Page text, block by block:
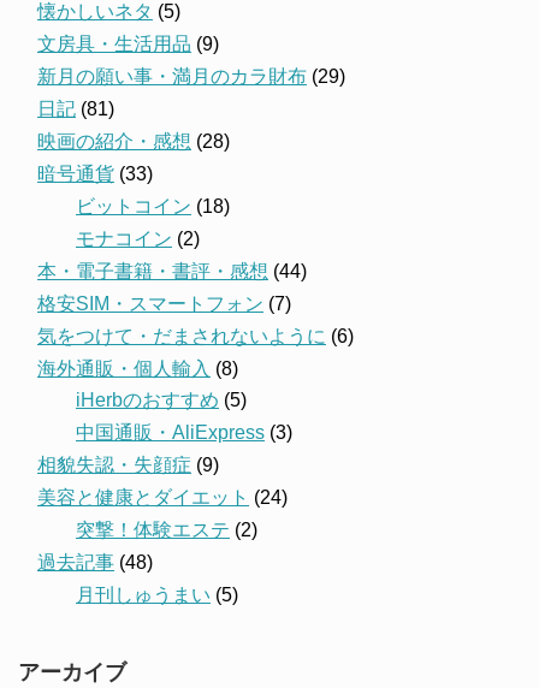
懐かしいネタ (5)
文房具・生活用品 (9)
新月の願い事・満月のカラ財布 (29)
日記 (81)
映画の紹介・感想 (28)
暗号通貨 (33)
ビットコイン (18)
モナコイン (2)
本・電子書籍・書評・感想 (44)
格安SIM・スマートフォン (7)
気をつけて・だまされないように (6)
海外通販・個人輸入 (8)
iHerbのおすすめ (5)
中国通販・AliExpress (3)
相貌失認・失顔症 (9)
美容と健康とダイエット (24)
突撃！体験エステ (2)
過去記事 (48)
月刊しゅうまい (5)
アーカイブ